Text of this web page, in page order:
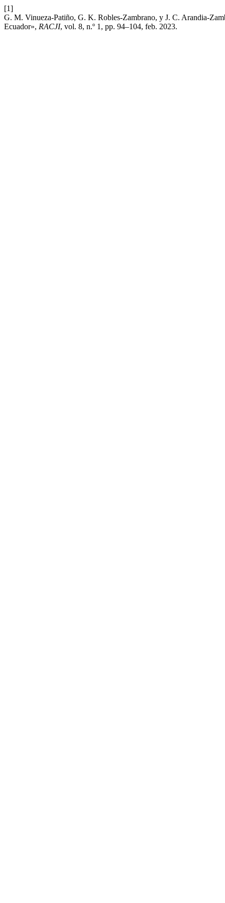
[1]
G. M. Vinueza-Patiño, G. K. Robles-Zambrano, y J. C. Arandia-
Ecuador», RACJI, vol. 8, n.º 1, pp. 94–104, feb. 2023.